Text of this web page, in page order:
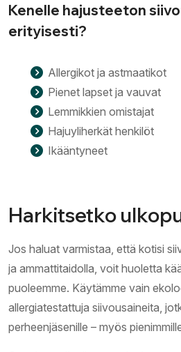
Kenelle hajusteeton
erityisesti?
Allergikot ja astmaatikot
Pienet lapset ja vauvat
Lemmikkien omistajat
Hajuyliherkät henkilöt
Ikääntyneet
Harkitsetko
Jos haluat varmistaa, että kotisi
ja ammattitaidolla, voit huoletta
puoleemme. Käytämme vain
allergiatestattuja siivousaineita,
perheenjäsenille – myös